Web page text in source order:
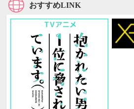
おすすめLINK